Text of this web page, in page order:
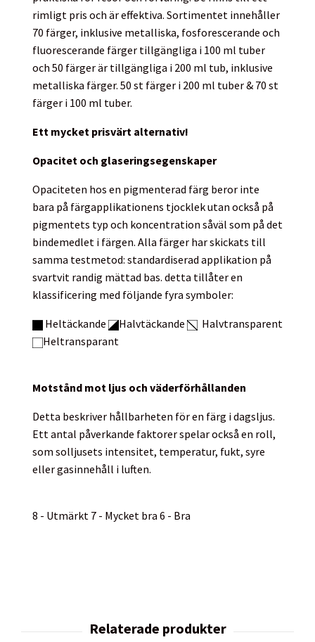
rimligt pris och är effektiva. Sortimentet innehåller
70 färger, inklusive metalliska, fosforescerande och
fluorescerande färger tillgängliga i 100 ml tuber
och 50 färger är tillgängliga i 200 ml tub, inklusive
metalliska färger. 50 st färger i 200 ml tuber & 70 st
färger i 100 ml tuber.
Ett mycket prisvärt alternativ!
Opacitet och glaseringsegenskaper
Opaciteten hos en pigmenterad färg beror inte
bara på färgapplikationens tjocklek utan också på
pigmentets typ och koncentration såväl som på det
bindemedlet i färgen. Alla färger har skickats till
samma testmetod: standardiserad applikation på
svartvit randig mättad bas. detta tillåter en
klassificering med följande fyra symboler:
Heltäckande Halvtäckande
Halvtransparent
Heltransparant
Motstånd mot ljus och väderförhållanden
Detta beskriver hållbarheten för en färg i dagsljus.
Ett antal påverkande faktorer spelar också en roll,
som solljusets intensitet, temperatur, fukt, syre
eller gasinnehåll i luften.
8 - Utmärkt 7 - Mycket bra 6 - Bra